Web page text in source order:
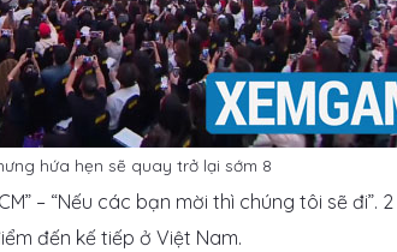
hứa hẹn sẽ quay trở lại sớm 8
– “Nếu các bạn mời thì chúng tôi sẽ đi”.
đến kế tiếp ở Việt Nam.